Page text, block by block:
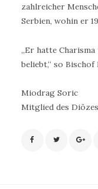
zahlreicher
Serbien, wohin er
„Er hatte
beliebt,“ so
Miodrag Soric
Mitglied des